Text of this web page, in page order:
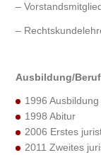
–
–
Ausbildung/
1996
1998 Abitur
2006 Erstes
2011 Zweites